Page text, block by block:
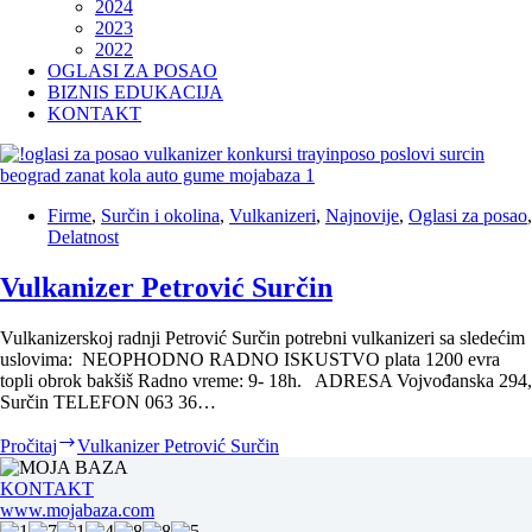
2024
2023
2022
OGLASI ZA POSAO
BIZNIS EDUKACIJA
KONTAKT
Firme, Surčin i okolina, Vulkanizeri, Najnovije, Oglasi za posao,
Delatnost
Vulkanizer Petrović Surčin
Vulkanizerskoj radnji Petrović Surčin potrebni vulkanizeri sa sledećim
uslovima: NEOPHODNO RADNO ISKUSTVO plata 1200 evra
topli obrok bakšiš Radno vreme: 9- 18h. ADRESA Vojvođanska 294,
Surčin TELEFON 063 36…
Pročitaj Vulkanizer Petrović Surčin
KONTAKT
www.mojabaza.com